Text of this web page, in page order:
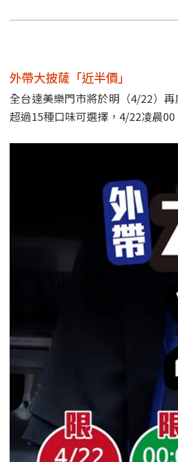
外帶大披薩「近半價」
全台達美樂門市將於明（4/22）
超過15種口味可選擇，4/22凌晨